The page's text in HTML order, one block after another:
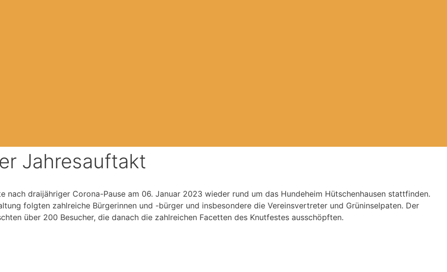
Jahresauftakt
nach draijähriger Corona-Pause am 06. Januar 2023 wieder rund um das Hundeheim Hütschenhausen stattfinden.
folgten zahlreiche Bürgerinnen und -bürger und insbesondere die Vereinsvertreter und Grüninselpaten. Der
über 200 Besucher, die danach die zahlreichen Facetten des Knutfestes ausschöpften.